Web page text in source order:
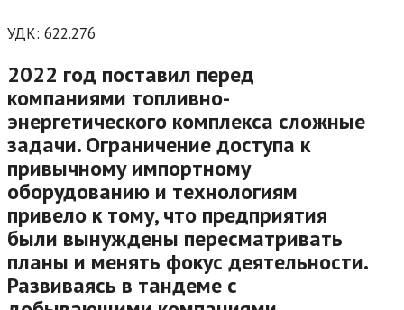
УДК: 622.276
2022 год поставил перед
компаниями топливно-
энергетического комплекса сложные
задачи. Ограничение доступа к
привычному импортному
оборудованию и технологиям
привело к тому, что предприятия
были вынуждены пересматривать
планы и менять фокус деятельности.
Развиваясь в тандеме с